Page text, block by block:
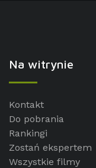
Na witrynie
Kontakt
Do pobrania
Rankingi
Zostań ekspertem
Wszystkie filmy